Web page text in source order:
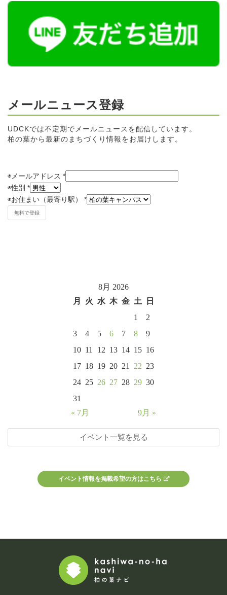
メールニュース登録
UDCKでは不定期でメールニュースを配信しています。
柏の葉から最新のまちづくり情報をお届けします。
◉メールアドレス *
◉性別 *
◉お住まい（最寄り駅） *
8月 2026
月
火 水 木 金 土
日
1
2
3
4 5 6 7 8
9
10 11 12 13 14 15 16
17 18 19 20 21 22 23
24 25 26 27 28 29 30
31
« 7月
9月 »
イベント一覧を見る
イベント情報を掲載希望の方はこちら